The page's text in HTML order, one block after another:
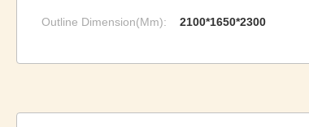
Outline Dimension(Mm): 2100*1650*2300